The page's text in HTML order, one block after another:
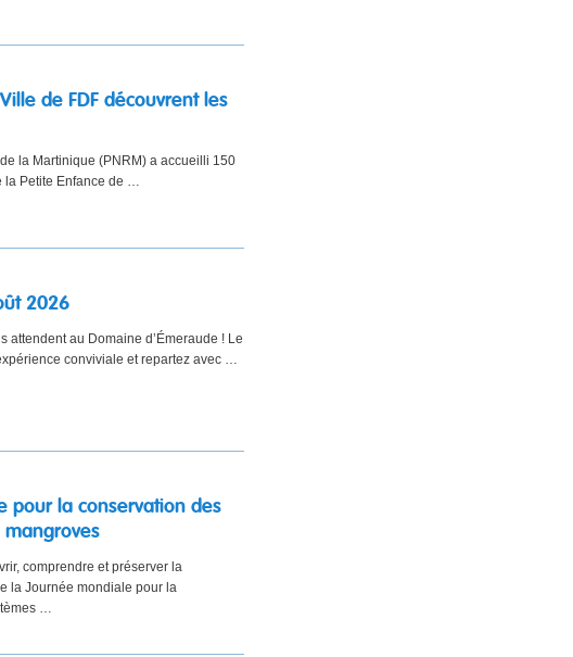
de FDF découvrent les
la Martinique (PNRM) a accueilli 150
la Petite Enfance de …
2026
attendent au Domaine d’Émeraude ! Le
conviviale et repartez avec …
pour la conservation des
comprendre et préserver la
la Journée mondiale pour la
…